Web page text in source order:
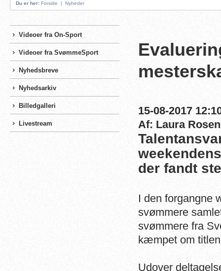
Du er her: Forside | Nyheder
Videoer fra On-Sport
Videoer fra SvømmeSport
Nyhedsbreve
Nyhedsarkiv
Billedgalleri
Livestream
15-08-2017
Af: Laura
der fandt
I den forgangne
svømmere
svømmere fra
kæmpet om
Udover